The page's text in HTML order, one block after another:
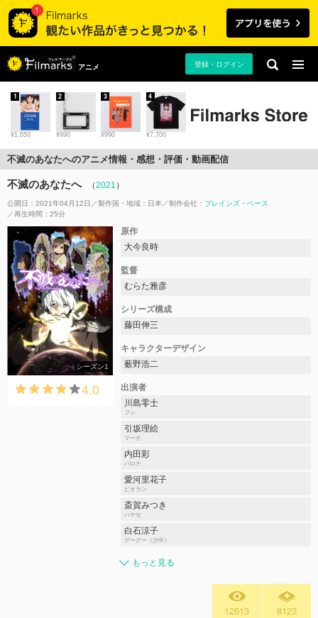
アニメ 登録・ログイン
¥1,650
1
¥990
2
¥990
3
¥7,700
4
不滅のあなたへのアニメ情報・感想・評価・動画配信
不滅のあなたへ （2021 ）
公開日：2021年04月12日 製作国・地域： 日本 制作会社： ブレインズ・ベース
再生時間：25分
シーズン1
4.0
原作
大今良時
監督
むらた雅彦
シリーズ構成
藤田伸三
キャラクターデザイン
薮野浩二
出演者
川島零士
フシ
引坂理絵
マーチ
内田彩
パロナ
愛河里花子
ピオラン
斎賀みつき
ハヤセ
白石涼子
グーグー（少年）
もっと見る
12613 8123